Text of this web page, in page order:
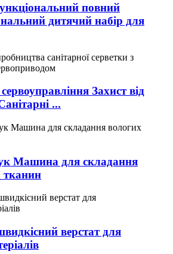
повний
дитячий набір для
Захист від
...
Машина для складання
тканин
верстат для